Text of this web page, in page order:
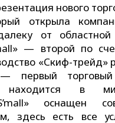
нового
открыла
от
— второй по
«Скиф-трейд»
первый торговый
находится в
оснащен
здесь есть все